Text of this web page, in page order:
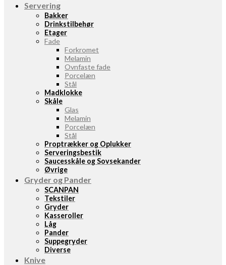
Servering
Bakker
Drinkstilbehør
Etager
Fade
Forkromet
Melamin
Ovnfaste fade
Porcelæn
Stål
Madklokke
Skåle
Glas
Melamin
Porcelæn
Stål
Proptrækker og Oplukker
Serveringsbestik
Saucesskåle og Sovsekander
Øvrige
Gryder og Pander
SCANPAN
Tekstiler
Gryder
Kasseroller
Låg
Pander
Suppegryder
Diverse
Knive